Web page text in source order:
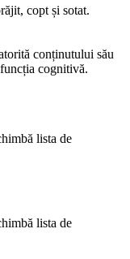
copt și sotat.
conținutului său
cognitivă.
lista de
lista de